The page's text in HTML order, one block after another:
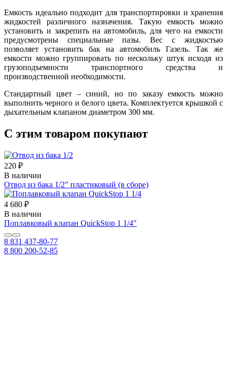
Емкость идеально подходит для транспортировки и хранения
жидкостей различного назначения. Такую емкость можно
установить и закрепить на автомобиль, для чего на емкости
предусмотрены специальные пазы. Вес с жидкостью
позволяет установить бак на автомобиль Газель. Так же
емкости можно группировать по нескольку штук исходя из
грузоподъемности транспортного средства и
производственной необходимости.
Стандартный цвет – синий, но по заказу емкость можно
выполнить черного и белого цвета. Комплектуется крышкой с
дыхательным клапаном диаметром 300 мм.
С этим товаром покупают
220 ₽
В наличии
Отвод из бака 1/2" пластиковый (в сборе)
4 680 ₽
В наличии
Поплавковый клапан QuickStop 1 1/4"
8 831 437-80-77
8 800 200-52-85